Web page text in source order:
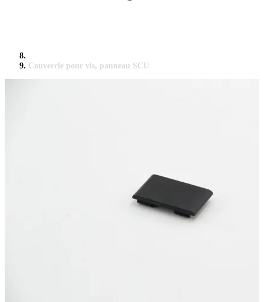
Couvercle pour vis, panneau SCU